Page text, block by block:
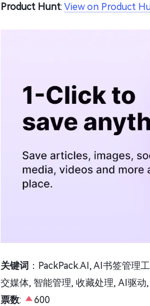
Product Hunt: View on Product
关键词 ：PackPack.AI, AI书签管理
交媒体, 智能管理, 收藏处理, AI驱动
票数:
600